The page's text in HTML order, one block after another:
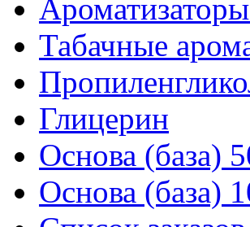
Табачные
Глицерин
Основа (база)
Основа (база)